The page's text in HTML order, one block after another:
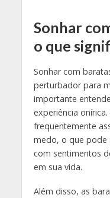
Sonhar
o que
Sonhar com
perturbador para
importante
experiência
frequentemente
medo, o que pode
com sentimentos
em sua vida.
Além disso, as